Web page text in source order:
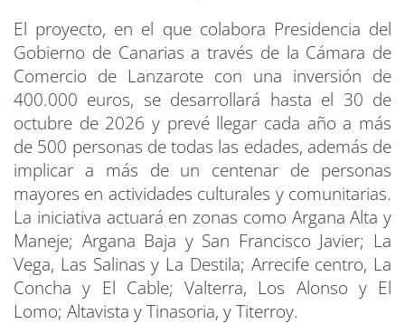
El proyecto, en el que colabora Presidencia del
Gobierno de Canarias a través de la Cámara de
Comercio de Lanzarote con una inversión de
400.000 euros, se desarrollará hasta el 30 de
octubre de 2026 y prevé llegar cada año a más
de 500 personas de todas las edades, además de
implicar a más de un centenar de personas
mayores en actividades culturales y comunitarias.
La iniciativa actuará en zonas como Argana Alta y
Maneje; Argana Baja y San Francisco Javier; La
Vega, Las Salinas y La Destila; Arrecife centro, La
Concha y El Cable; Valterra, Los Alonso y El
Lomo; Altavista y Tinasoria, y Titerroy.